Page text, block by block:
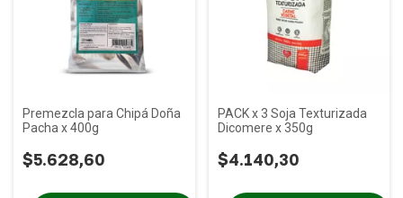
Premezcla para Chipá Doña
Pacha x 400g
$5.628,60
PACK x 3 Soja Texturizada
Dicomere x 350g
$4.140,30